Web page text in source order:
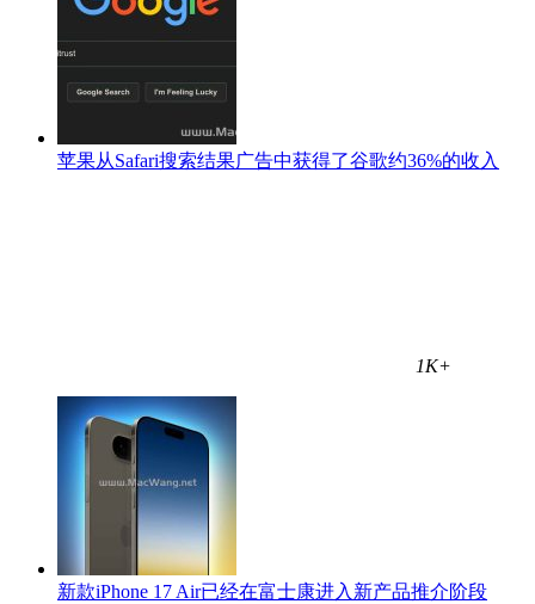
苹果从Safari搜索结果广告中获得了谷歌约36%的收入
1K+
新款iPhone 17 Air已经在富士康进入新产品推介阶段